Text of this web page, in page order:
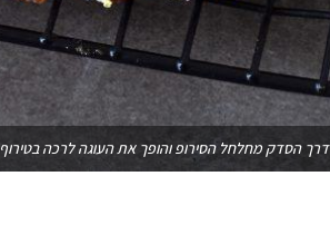
דרך הסדק מחלחל הסירופ והופך את העוגה לרכה בטירוף